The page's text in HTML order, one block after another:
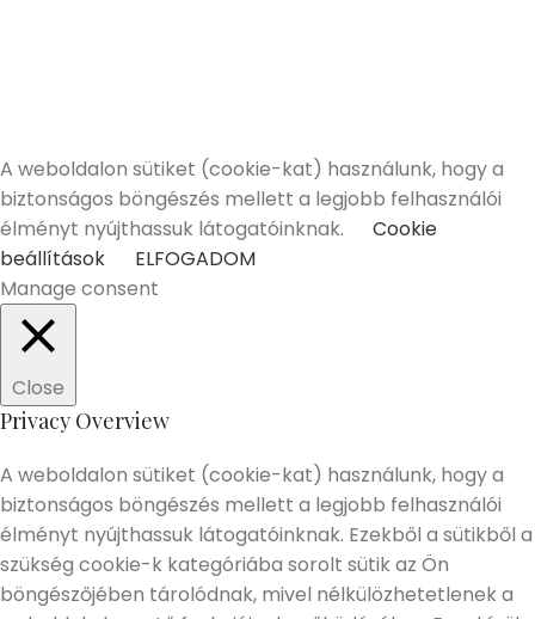
A weboldalon sütiket (cookie-kat) használunk, hogy a
biztonságos böngészés mellett a legjobb felhasználói
élményt nyújthassuk látogatóinknak.
Cookie
beállítások
ELFOGADOM
Manage consent
Close
Privacy Overview
A weboldalon sütiket (cookie-kat) használunk, hogy a
biztonságos böngészés mellett a legjobb felhasználói
élményt nyújthassuk látogatóinknak. Ezekből a sütikből a
szükség cookie-k kategóriába sorolt sütik az Ön
böngészőjében tárolódnak, mivel nélkülözhetetlenek a